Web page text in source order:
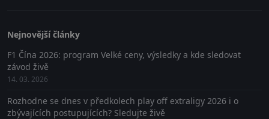
Nejnovější články
F1 Čína 2026: program Velké ceny, výsledky a kde sledovat
závod živě
14. 03. 2026
Rozhodne se dnes v předkolech play off extraligy 2026 i o
zbývajících postupujících? Sledujte živě